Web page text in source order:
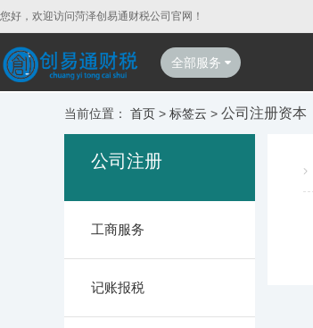
您好，欢迎访问菏泽创易通财税公司官网！
全部服务
当前位置： 首页 > 标签云 > 公司注册资本
公司注册
工商服务
记账报税